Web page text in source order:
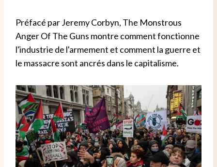
Préfacé par Jeremy Corbyn, The Monstrous
Anger Of The Guns montre comment fonctionne
l'industrie de l'armement et comment la guerre et
le massacre sont ancrés dans le capitalisme.